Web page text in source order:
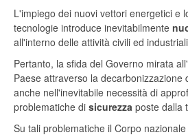
L'impiego dei nuovi vettori energetici e
tecnologie introduce inevitabilmente
all'interno delle attività civili ed
Pertanto, la sfida del Governo mirata
Paese attraverso la decarbonizzazione
anche nell'inevitabile necessità di
problematiche di sicurezza poste dalla
Su tali problematiche il Corpo